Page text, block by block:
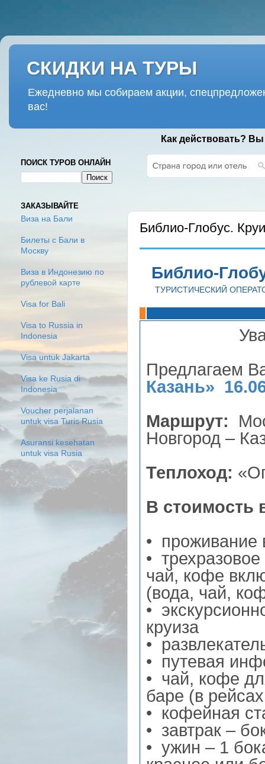
СКИДКИ НА ТУРЫ
Ежедневно мы собираем акции,
вас!
Как действовать?
Библио-Глобус.
Библио-
ТУРИСТИЧЕСКИЙ
Предлагаем
Казань»
Маршрут:
Новгород –
Теплоход:
В стоимость
• проживание
•
чай, кофе
(вода, чай,
•
круиза
•
• путевая
• чай, кофе
баре (в
• кофейная
• завтрак –
• ужин – 1
ПОИСК ТУРОВ ОНЛАЙН
ЗАКАЗЫВАЙТЕ
Виза на Бали
Билеты с Бали в
Москву
Виза в Индонезию по
рублевой карте
Visa for Bali
Visa to Russia in
Indonesia
Visa untuk Jakarta
Visa ke Rusia di
Indonesia
Voucher perjalanan
untuk visa Turis Rusia
Asuransi kesehatan
untuk visa Rusia